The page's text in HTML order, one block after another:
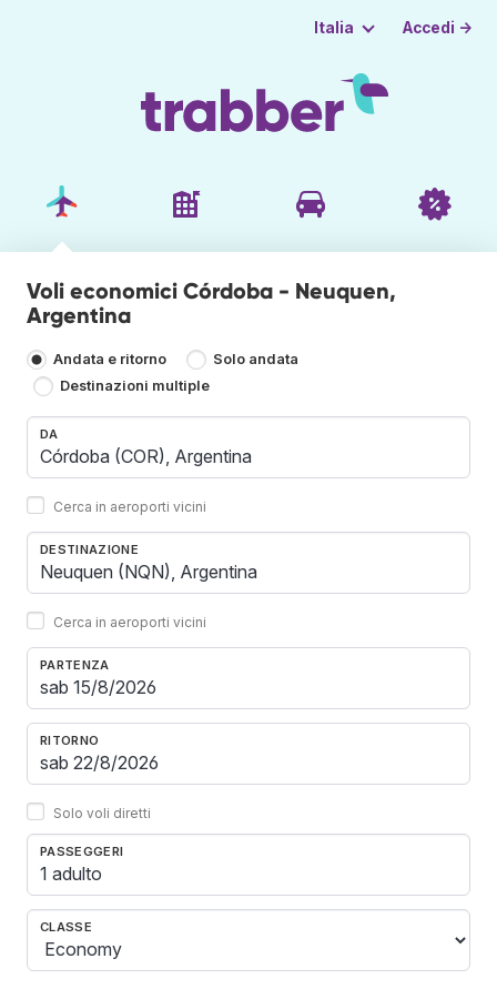
Italia Accedi →
Voli economici Córdoba - Neuquen,
Argentina
Andata e ritorno
Solo andata
Destinazioni multiple
DA
Cerca in aeroporti vicini
DESTINAZIONE
Cerca in aeroporti vicini
PARTENZA
RITORNO
Solo voli diretti
PASSEGGERI
1 adulto
CLASSE